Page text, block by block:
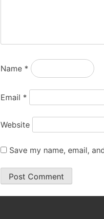
Name *
Email *
Website
Save my name, email,